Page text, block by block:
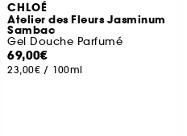
CHLOÉ
Atelier des Fleurs Jasminum
Sambac
Gel Douche Parfumé
69,00€
23,00€ / 100ml